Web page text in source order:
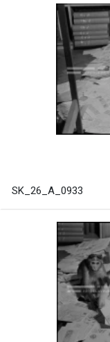
SK_26_A_0933